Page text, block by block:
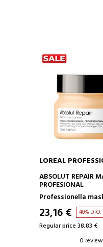
ADD TO
LOREAL
ABSOLUT REPAIR
PROFESIONAL
Professionella
23,16 € 40% DTO.
Regular price 38,83 €
0